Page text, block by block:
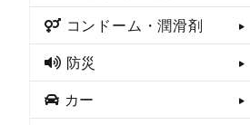
コンドーム・潤滑剤
防災
カー